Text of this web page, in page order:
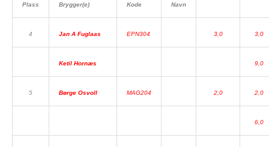
Plass Brygger(e) Kode Navn
4 Jan A Fuglaas EPN304 3,0 3,0
Ketil Hornæs 9,0
5 Børge Osvoll MAG204 2,0 2,0
6,0